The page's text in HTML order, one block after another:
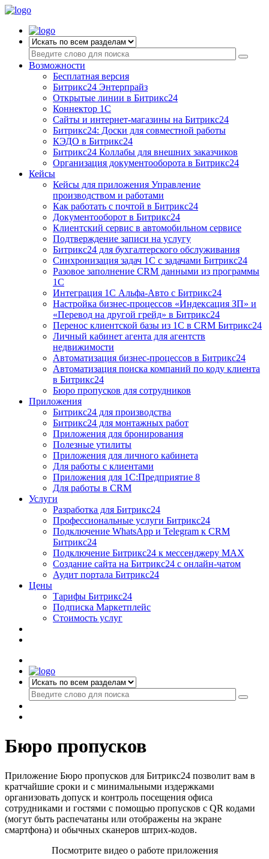
Возможности
Бесплатная версия
Битрикс24 Энтерпрайз
Открытые линии в Битрикс24
Коннектор 1С
Сайты и интернет-магазины на Битрикс24
Битрикс24: Доски для совместной работы
КЭДО в Битрикс24
Битрикс24 Коллабы для внешних заказчиков
Организация документооборота в Битрикс24
Кейсы
Кейсы для приложения Управление
производством и работами
Как работать с почтой в Битрикс24
Документооборот в Битрикс24
Клиентский сервис в автомобильном сервисе
Подтверждение записи на услугу
Битрикс24 для бухгалтерского обслуживания
Синхронизация задач 1С с задачами Битрикс24
Разовое заполнение CRM данными из программы
1С
Интеграция 1С Альфа-Авто с Битрикс24
Настройка бизнес-процессов «Индексация ЗП» и
«Перевод на другой грейд» в Битрикс24
Перенос клиентской базы из 1С в CRM Битрикс24
Личный кабинет агента для агентств
недвижимости
Автоматизация бизнес-процессов в Битрикс24
Автоматизация поиска компаний по коду клиента
в Битрикс24
Бюро пропусков для сотрудников
Приложения
Битрикс24 для производства
Битрикс24 для монтажных работ
Приложения для бронирования
Полезные утилиты
Приложения для личного кабинета
Для работы с клиентами
Приложения для 1С:Предприятие 8
Для работы в CRM
Услуги
Разработка для Битрикс24
Профессиональные услуги Битрикс24
Подключение WhatsApp и Telegram к CRM
Битрикс24
Подключение Битрикс24 к мессенджеру MAX
Создание сайта на Битрикс24 с онлайн-чатом
Аудит портала Битрикс24
Цены
Тарифы Битрикс24
Подписка Маркетплейс
Стоимость услуг
Бюро пропусков
Приложение Бюро пропусков для Битрикс24 позволит вам в
кратчайшие сроки и с минимальными издержками
организовать допуск и контроль посещения офиса
сотрудниками и гостями с помощью пропусков с QR кодами
(могут быть распечатаны или отображены на экране
смартфона) и обычных сканеров штрих-кодов.
Посмотрите видео о работе приложения